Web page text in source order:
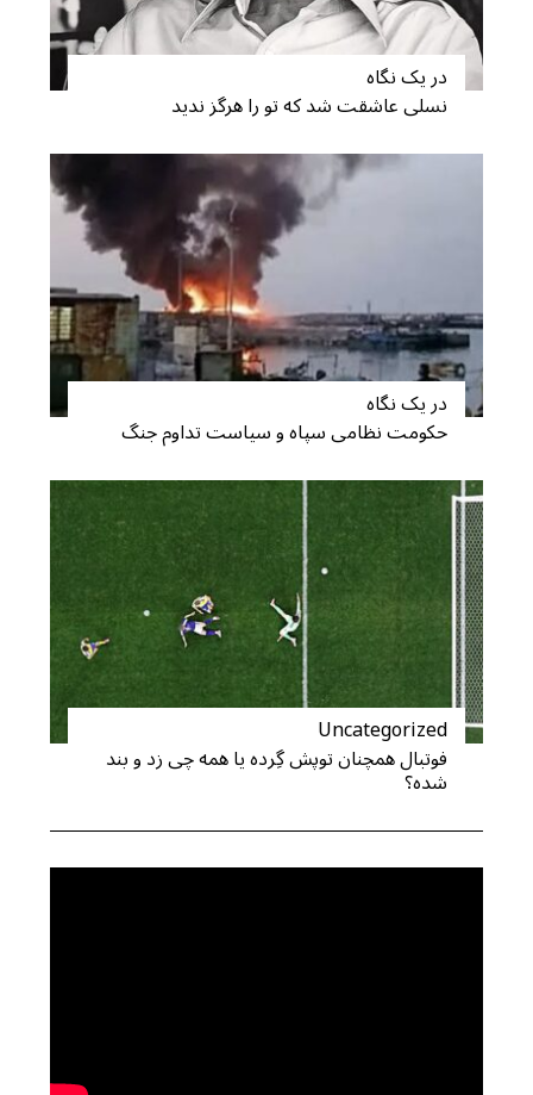
در یک نگاه
نسلی عاشقت شد که تو را هرگز ندید
در یک نگاه
حکومت نظامی سپاه و سیاست تداوم جنگ
Uncategorized
فوتبال همچنان توپش گِرده یا همه چی زد و بند
شده؟